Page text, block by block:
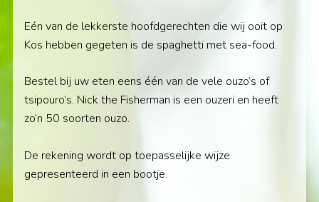
Eén van de lekkerste hoofdgerechten die wij ooit op
Kos hebben gegeten is de spaghetti met sea-food.
Bestel bij uw eten eens één van de vele ouzo’s of
tsipouro’s. Nick the Fisherman is een ouzeri en heeft
zo’n 50 soorten ouzo.
De rekening wordt op toepasselijke wijze
gepresenteerd in een bootje.